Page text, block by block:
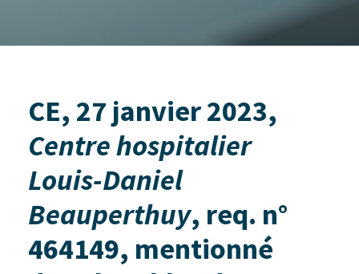
CE, 27 janvier 2023,
Centre hospitalier
Louis-Daniel
Beauperthuy, req. n°
464149, mentionné